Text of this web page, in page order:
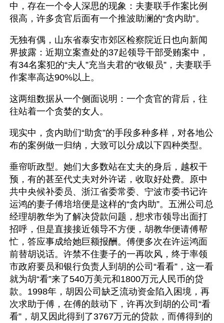
中，存在一个令人深思的现象：夫妻联手作案比例
很高，许多贪官后面有一个推波助澜的“贪内助”。
无独有偶，山东省泰安市郊区检察院近日也向新闻
界披露：近期立案查处的37起领导干部受贿案中，
有34名案犯的“夫人”充当夫君的“收银员”，夫妻联手
作案率高达90%以上。
这两组数据从一个侧面说明：一个贪官的背后，往
往站着一个贪婪的女人。
现实中，贪内助们“助贪”的手段多种多样，对各地公
布的案例做一归纳，大致可以分成以下四种类型。
垂帘听政型。她们大多数站在丈夫的身后，越权干
预，有的甚至代丈夫对外许诺，收取好处费。原中
共中央候补委员、浙江省委常委、宁波市委书记许
运鸿的妻子傅培培便是这样的“贪内助”。五洲公司总
经理胡教华为了解决贷款问题，想求市领导出面打
招呼，但是直接接近领导不方便，胡教华便请傅帮
忙，答应事成给她巨额报酬。傅便多次在许运鸿面
前替胡说话。许禁不住妻子的一再吹风，终于率领
市政府要员和银行负责人到胡的公司“看看”，这一看
就为胡“看”来了540万美元和1800万元人民币的贷
款。1998年，胡因公司缺乏流动资金陷入困境，再
次求助于傅，在傅的鼓动下，许再次到胡的公司“看
看”，胡又因此得到了3767万元的贷款，而傅得到的